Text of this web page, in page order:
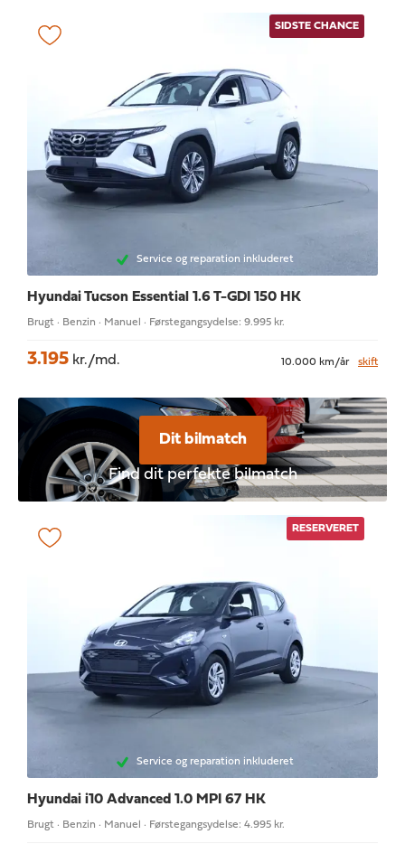
SIDSTE CHANCE
Service og reparation inkluderet
Hyundai Tucson Essential 1.6 T-GDI 150 HK
Brugt · Benzin · Manuel · Førstegangsydelse: 9.995 kr.
3.195 kr./md. 10.000 km/år skift
Dit bilmatch
Find dit perfekte bilmatch
RESERVERET
Service og reparation inkluderet
Hyundai i10 Advanced 1.0 MPI 67 HK
Brugt · Benzin · Manuel · Førstegangsydelse: 4.995 kr.